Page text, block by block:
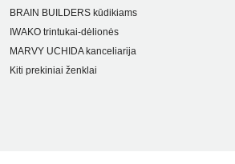
BRAIN BUILDERS kūdikiams
IWAKO trintukai-dėlionės
MARVY UCHIDA kanceliarija
Kiti prekiniai ženklai